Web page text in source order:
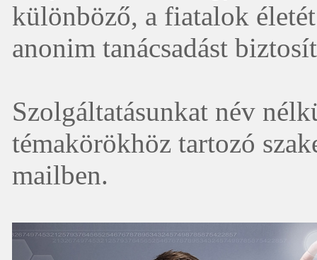
különböző, a fiatalok
anonim tanácsadást
Szolgáltatásunkat név
témakörökhöz tartozó
mailben.